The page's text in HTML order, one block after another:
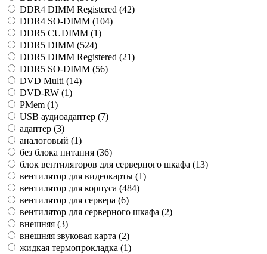
DDR4 DIMM Registered (42)
DDR4 SO-DIMM (104)
DDR5 CUDIMM (1)
DDR5 DIMM (524)
DDR5 DIMM Registered (21)
DDR5 SO-DIMM (56)
DVD Multi (14)
DVD-RW (1)
PMem (1)
USB аудиоадаптер (7)
адаптер (3)
аналоговый (1)
без блока питания (36)
блок вентиляторов для серверного шкафа (13)
вентилятор для видеокарты (1)
вентилятор для корпуса (484)
вентилятор для сервера (6)
вентилятор для серверного шкафа (2)
внешняя (3)
внешняя звуковая карта (2)
жидкая термопрокладка (1)